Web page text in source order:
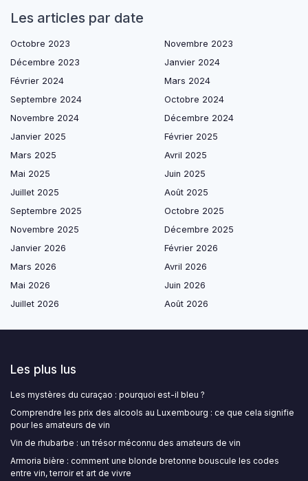
Les articles par date
Octobre 2023
Novembre 2023
Décembre 2023
Janvier 2024
Février 2024
Mars 2024
Septembre 2024
Octobre 2024
Novembre 2024
Décembre 2024
Janvier 2025
Février 2025
Mars 2025
Avril 2025
Mai 2025
Juin 2025
Juillet 2025
Août 2025
Septembre 2025
Octobre 2025
Novembre 2025
Décembre 2025
Janvier 2026
Février 2026
Mars 2026
Avril 2026
Mai 2026
Juin 2026
Juillet 2026
Août 2026
Les plus lus
Les mystères du curaçao : pourquoi est-il bleu ?
Comprendre les prix des alcools au Luxembourg : ce que cela signifie
pour les amateurs de vin
Vin de rhubarbe : un trésor méconnu des amateurs de vin
Armoria bière : comment une blonde bretonne bouscule les codes
entre vin, terroir et art de vivre